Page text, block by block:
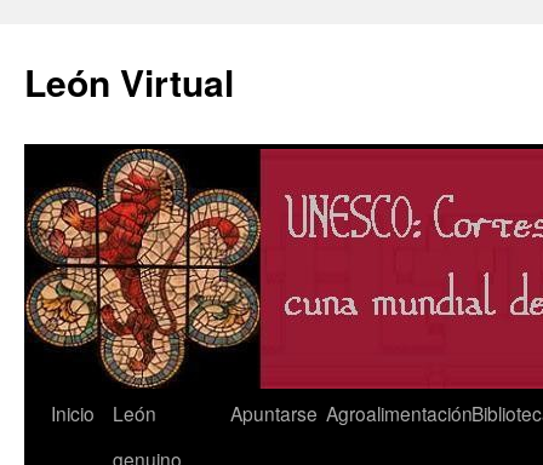
León Virtual
Saltar
Inicio
León
genuino
Apuntarse Agroalimentación